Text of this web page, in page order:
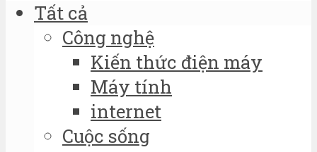
Tất cả
Công nghệ
Kiến thức điện máy
Máy tính
internet
Cuộc sống